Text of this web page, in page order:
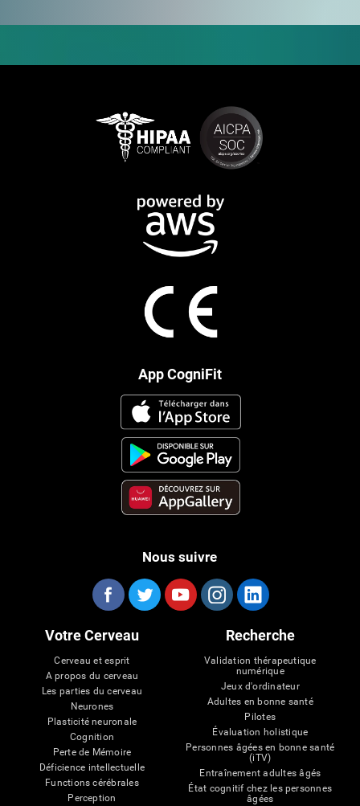
App CogniFit
Nous suivre
Votre Cerveau
Cerveau et esprit
A propos du cerveau
Les parties du cerveau
Neurones
Plasticité neuronale
Cognition
Perte de Mémoire
Déficience intellectuelle
Functions cérébrales
Perception
Recherche
Validation thérapeutique
numérique
Jeux d'ordinateur
Adultes en bonne santé
Pilotes
Évaluation holistique
Personnes âgées en bonne santé
(iTV)
Entraînement adultes âgés
État cognitif chez les personnes
âgées